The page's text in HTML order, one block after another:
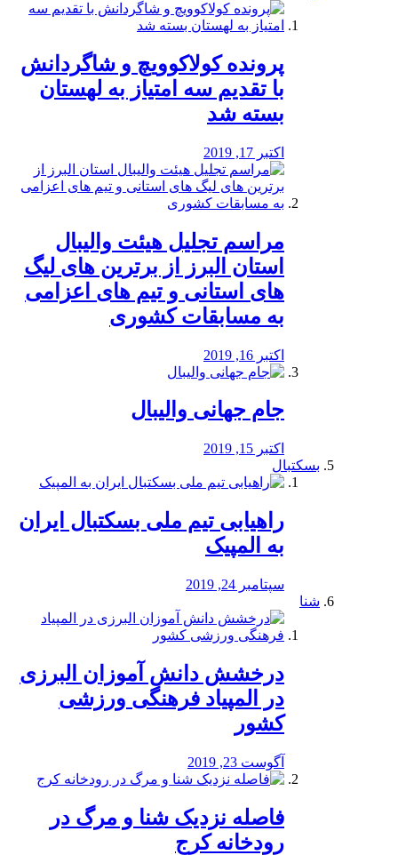
پرونده کولاکوویچ و شاگردانش
با تقدیم سه امتیاز به لهستان
بسته شد
اکتبر 17, 2019
مراسم تجلیل هیئت والیبال
استان البرز از برترین های لیگ
های استانی و تیم های اعزامی
به مسابقات کشوری
اکتبر 16, 2019
جام جهانی والیبال
اکتبر 15, 2019
بسکتبال
راهیابی تیم ملی بسکتبال ایران
به المپیک
سپتامبر 24, 2019
شنا
درخشش دانش آموزان البرزی
در المپیاد فرهنگی ورزشی
کشور
آگوست 23, 2019
️فاصله نزدیک شنا و مرگ در
رودخانه کرج